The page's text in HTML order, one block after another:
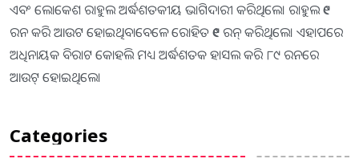
ଏବଂ ଲୋକେଶ ରାହୁଲ ଅର୍ଦ୍ଧଶତକୀୟ ଭାଗିଦାରୀ କରିଥିଲେ। ରାହୁଲ ୧୯
ରନ କରି ଆଉଟ ହୋଇଥିବାବେଳେ ରୋହିତ ୧୧୯ ରନ୍‌ କରିଥିଲେ। ଏହାପରେ
ଅଧିନାୟକ ବିରାଟ କୋହଲି ମଧ୍ୟ ଅର୍ଦ୍ଧଶତକ ହାସଲ କରି ୮୯ ରନରେ
ଆଉଟ୍‌ ହୋଇଥିଲେ।
Categories